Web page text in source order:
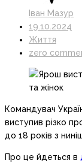
Іван Мазур
19.10.2024
Життя
zero
Командувач
виступив різко
до 18 років з
Про це йдеться в